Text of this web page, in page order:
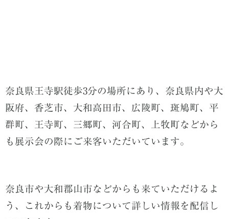
奈良県王寺駅徒歩3分の場所にあり、奈良県内や大
阪府、香芝市、大和高田市、広陵町、斑鳩町、平
群町、王寺町、三郷町、河合町、上牧町などから
も展示会の際にご来客いただいています。
奈良市や大和郡山市などからも来ていただけるよ
う、これからも着物について詳しい情報を配信し